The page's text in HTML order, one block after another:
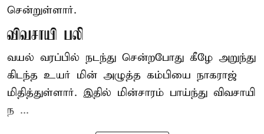
சென்றுள்ளார்.
விவசாயி பலி
வயல் வரப்பில் நடந்து சென்றபோது கீழே அறுந்து
கிடந்த உயர் மின் அழுத்த கம்பியை நாகராஜ்
மிதித்துள்ளார். இதில் மின்சாரம் பாய்ந்து விவசாயி
ந ...